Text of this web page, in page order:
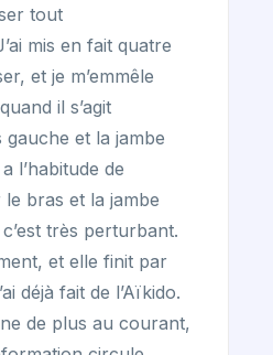
tout
mis en fait quatre
et je m’emmêle
il s’agit
gauche et la jambe
l’habitude de
bras et la jambe
très perturbant.
et elle finit par
déjà fait de l’Aïkido.
de plus au courant,